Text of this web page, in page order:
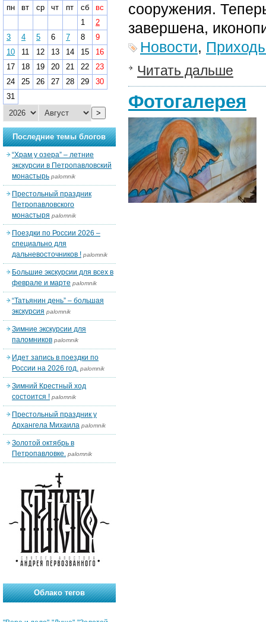
сооружения.
завершена,
Новости,
Читать дальше
Фотогалерея
пн
вт ср чт пт сб
вс
1
2
3
4 5 6 7 8
9
10
11 12 13 14 15
16
17
18 19 20 21 22
23
24
25 26 27 28 29
30
31
>
Последние темы блогов
“Храм у озера” – летние
экскурсии в Петропавловский
монастырь palomnik
Престольный праздник
Петропавловского
монастыря palomnik
Поездки по России 2026 –
специально для
дальневосточников ! palomnik
Большие экскурсии для всех в
феврале и марте palomnik
“Татьянин день” – большая
экскурсия palomnik
Зимние экскурсии для
паломников palomnik
Идет запись в поездки по
России на 2026 год. palomnik
Зимний Крестный ход
состоится ! palomnik
Престольный праздник у
Архангела Михаила palomnik
Золотой октябрь в
Петропавловке. palomnik
Облако тегов